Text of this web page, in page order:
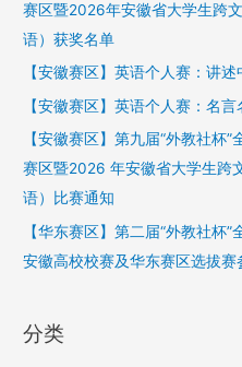
赛区暨2026年安徽省大学生跨
语）获奖名单
【安徽赛区】英语个人赛：讲
【安徽赛区】英语个人赛：名
【安徽赛区】第九届“外教社杯
赛区暨2026 年安徽省大学生跨
语）比赛通知
【华东赛区】第二届“外教社杯
安徽高校校赛及华东赛区选拔赛
分类